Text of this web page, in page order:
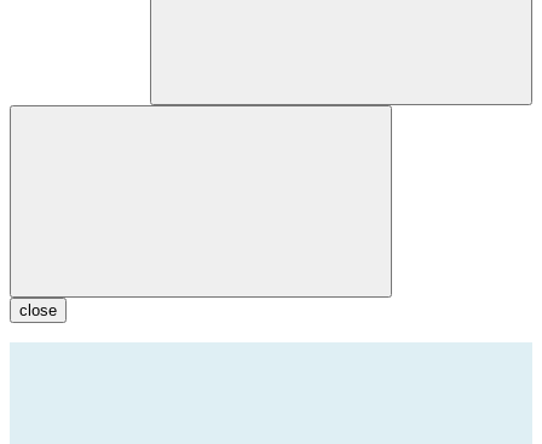
close